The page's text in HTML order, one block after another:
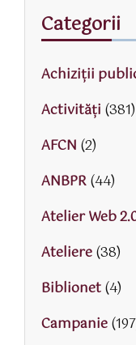
Categorii
Achiziții
Activităţi (381)
AFCN (2)
ANBPR(44)
Atelier Web
Ateliere(38)
Biblionet(4)
Campanie